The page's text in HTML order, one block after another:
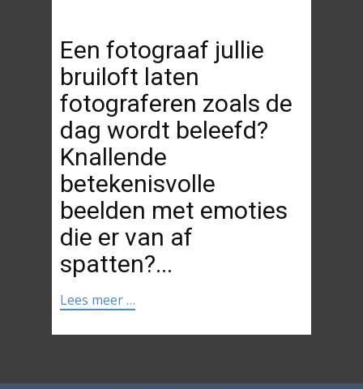
Een fotograaf jullie
bruiloft laten
fotograferen zoals de
dag wordt beleefd?
Knallende
betekenisvolle
beelden met emoties
die er van af
spatten?...
Lees meer …